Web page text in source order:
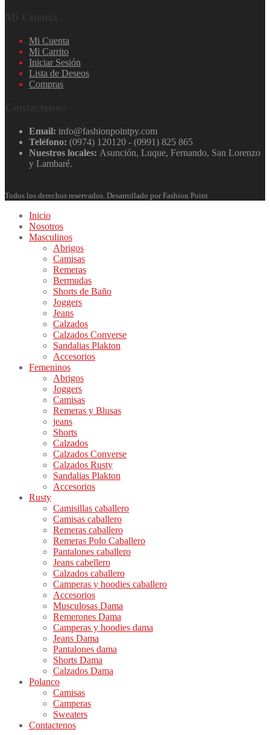
Mi Cuenta
Mi Carrito
Iniciar Sesión
Lista de Deseos
Compras
Email: info@fashionpointpy.com
Teléfono: (0974) 120120 - (0991) 825 865
Nuestros locales: Asunción, Luque, Fernando, San Lorenzo
y Lambaré.
Todos los derechos reservados. Desarrollado por Fashion Point
Inicio
Nosotros
Masculinos
Abrigos
Camisas
Remeras
Bermudas
Shorts de Baño
Joggers
Jeans
Calzados
Calzados Converse
Sandalias Plakton
Accesorios
Femeninos
Abrigos
Joggers
Camisas
Remeras y Blusas
jeans
Shorts
Calzados
Calzados Converse
Calzados Rusty
Sandalias Plakton
Accesorios
Rusty
Camisillas caballero
Camisas caballero
Remeras caballero
Remeras Polo Caballero
Pantalones caballero
Jeans cabellero
Calzados caballero
Camperas y hoodies caballero
Accesorios
Musculosas Dama
Remerones Dama
Camperas y hoodies dama
Jeans Dama
Pantalones dama
Shorts Dama
Calzados Dama
Polanco
Camisas
Camperas
Sweaters
Contactenos